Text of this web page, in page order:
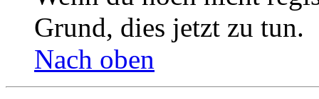
Grund, dies jetzt zu tun.
Nach oben